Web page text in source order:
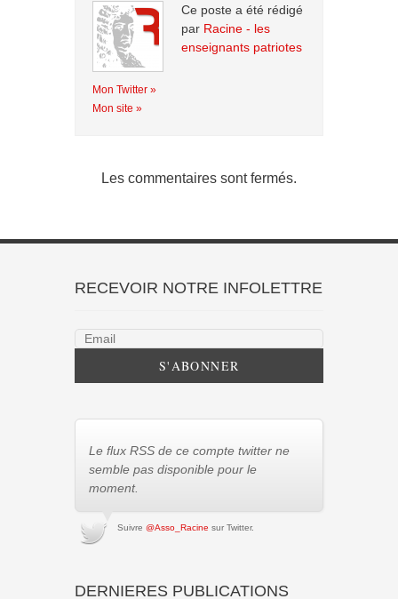
Ce poste a été rédigé
par Racine - les
enseignants patriotes
Mon Twitter »
Mon site »
Les commentaires sont fermés.
RECEVOIR NOTRE INFOLETTRE
Le flux RSS de ce compte twitter ne
semble pas disponible pour le
moment.
Suivre @Asso_Racine sur Twitter.
DERNIERES PUBLICATIONS